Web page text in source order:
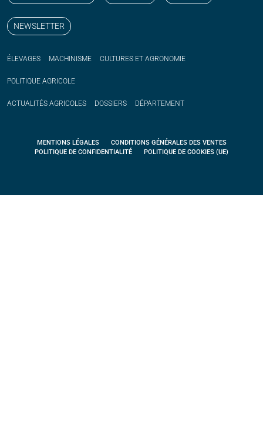
NEWSLETTER
ÉLEVAGES MACHINISME CULTURES ET AGRONOMIE
POLITIQUE AGRICOLE
ACTUALITÉS AGRICOLES DOSSIERS DÉPARTEMENT
MENTIONS LÉGALES
CONDITIONS GÉNÉRALES DES VENTES
POLITIQUE DE CONFIDENTIALITÉ
POLITIQUE DE COOKIES (UE)